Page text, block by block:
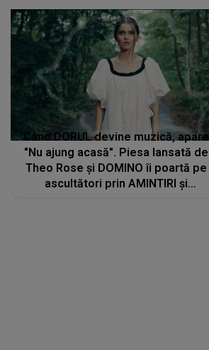
Când DORUL devine muzică, apare
"Nu ajung acasă". Piesa lansată de
Theo Rose și DOMINO îi poartă pe
ascultători prin AMINTIRI și